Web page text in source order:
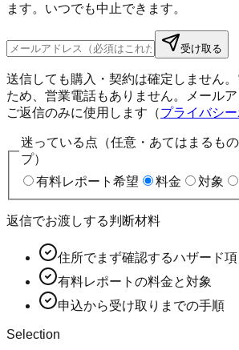
ます。いつでも中止できます。
受け取る
送信しても購入・契約は確定しません
ため、営業電話もありません。メール
ご返信のみに使用します（プライバシ
迷っている点（任意・あてはまるも
プ）
有料レポート希望
料金 対象
返信でお渡しする判断材料
住所でまず確認するハザード項
有料レポートの料金と対象
申込から受け取りまでの手順
Selection